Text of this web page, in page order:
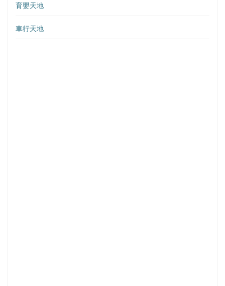
育嬰天地
車行天地